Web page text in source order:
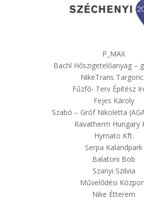
P_MAX
Bachl Hőszigetelőanyag –
NikeTrans
Fűzfő- Terv Építész
Fejes Károly
Szabó – Gróf Nikoletta
Ravatherm Hungary
Hymato Kft.
Serpa Kalandpark
Balatoni Bob
Szanyi Szilvia
Művelődési
Nike Étterem